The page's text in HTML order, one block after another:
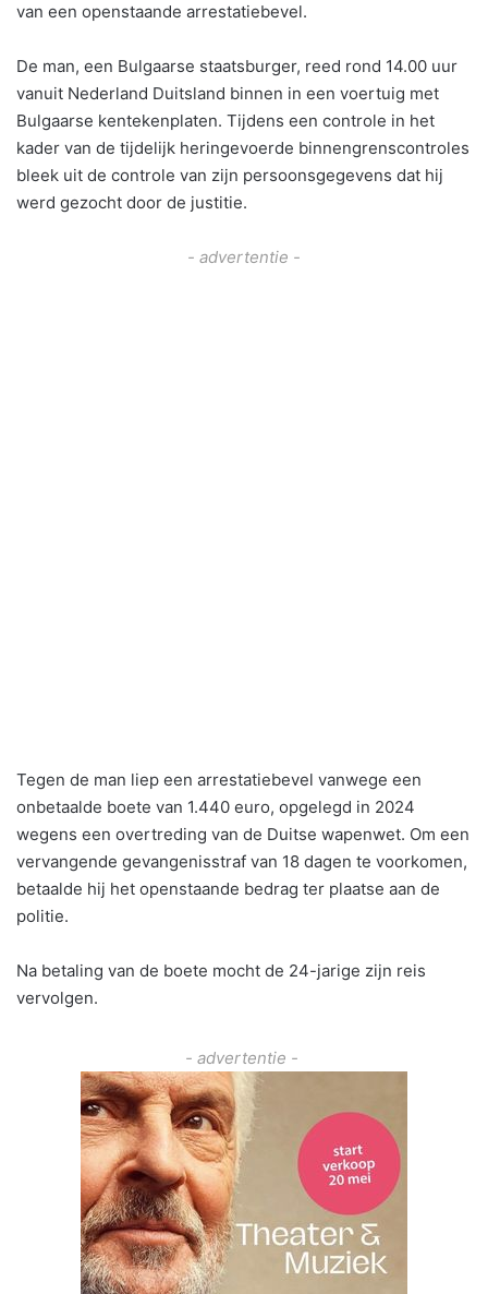
van een openstaande arrestatiebevel.
De man, een Bulgaarse staatsburger, reed rond 14.00 uur
vanuit Nederland Duitsland binnen in een voertuig met
Bulgaarse kentekenplaten. Tijdens een controle in het
kader van de tijdelijk heringevoerde binnengrenscontroles
bleek uit de controle van zijn persoonsgegevens dat hij
werd gezocht door de justitie.
- advertentie -
Tegen de man liep een arrestatiebevel vanwege een
onbetaalde boete van 1.440 euro, opgelegd in 2024
wegens een overtreding van de Duitse wapenwet. Om een
vervangende gevangenisstraf van 18 dagen te voorkomen,
betaalde hij het openstaande bedrag ter plaatse aan de
politie.
Na betaling van de boete mocht de 24-jarige zijn reis
vervolgen.
- advertentie -